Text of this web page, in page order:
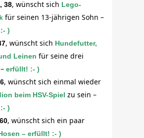
38, wünscht sich Lego-
für seinen 13-jährigen Sohn –
)
, wünscht sich Hundefutter,
Leinen für seine drei
–erfüllt! :- )
, wünscht sich einmal wieder
beim HSV-Spiel zu sein –
)
, wünscht sich ein paar
– erfüllt! :- )